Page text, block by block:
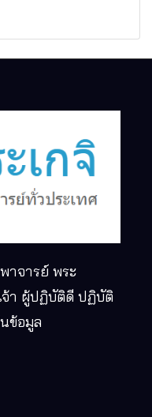
าจารย์ พระ
จ้า ผู้ปฏิบัติดี ปฏิบัติ
ข้อมูล